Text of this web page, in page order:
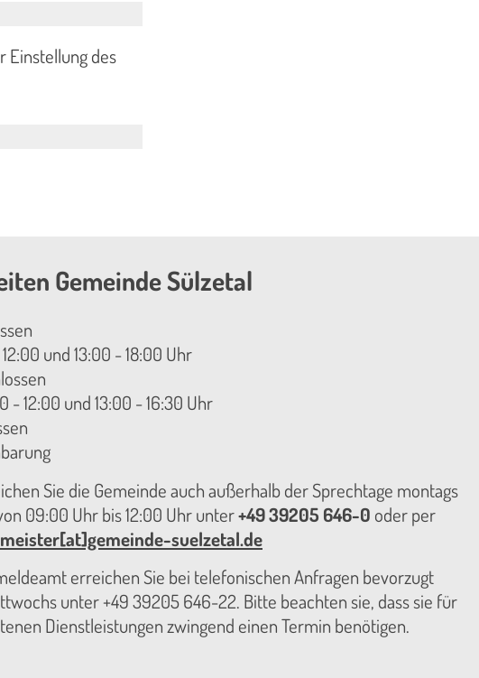
Einstellung des
Gemeinde Sülzetal
und 13:00 - 18:00 Uhr
- 12:00 und 13:00 - 16:30 Uhr
Sie die Gemeinde auch außerhalb der Sprechtage montags
09:00 Uhr bis 12:00 Uhr unter+49 39205 646-0 oder per
suelzetal.de
erreichen Sie bei telefonischen Anfragen bevorzugt
unter +49 39205 646-22. Bitte beachten sie, dass sie für
Dienstleistungen zwingend einen Termin benötigen.